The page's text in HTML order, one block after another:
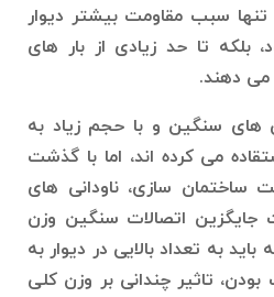
تنها سبب مقاومت بیشتر دیوار
بلکه تا حد زیادی از بار های
می دهند.
سنگین و با حجم زیاد به
می کرده اند، اما با گذشت
سازی، ناودانی های
اتصالات سنگین وزن
به تعداد بالایی در دیوار به
بودن، تاثیر چندانی بر وزن کلی